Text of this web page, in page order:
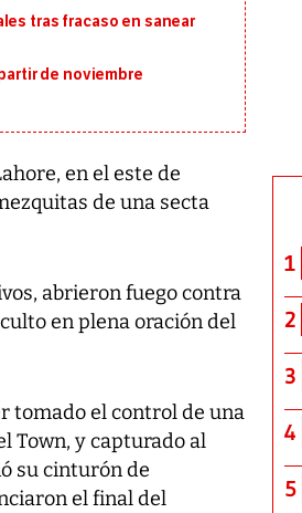
tras fracaso en sanear
de noviembre
en el este de
de una secta
abrieron fuego contra
en plena oración del
tomado el control de una
Town, y capturado al
su cinturón de
el final del
1
2
3
4
5